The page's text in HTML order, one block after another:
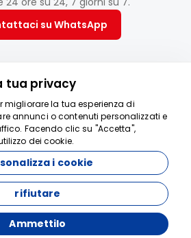
su WhatsApp
Mahallesi Şehit Turan Cad.
50400 Ürgüp/Nevşehir
12185
12185
tua privacy
migliorare la tua esperienza di
annunci o contenuti personalizzati e
Facendo clic su "Accetta",
dei cookie.
i cookie
rifiutare
Ammettilo
Siamo qui per